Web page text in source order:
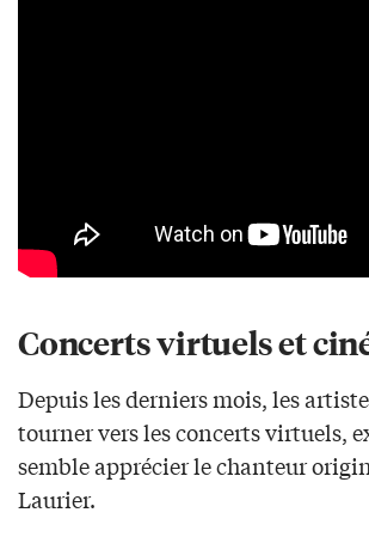
Concerts virtuels et
Depuis les derniers mois, les
tourner vers les concerts virtuels,
semble apprécier le chanteur
Laurier.